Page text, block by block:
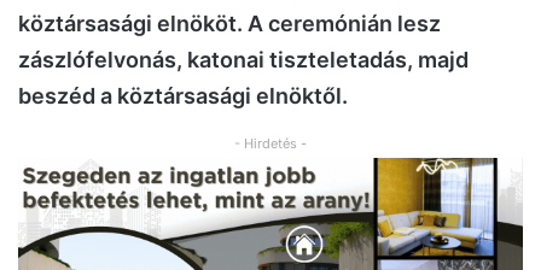
köztársasági elnököt. A ceremónián lesz
zászlófelvonás, katonai tiszteletadás, majd
beszéd a köztársasági elnöktől.
- Hirdetés -